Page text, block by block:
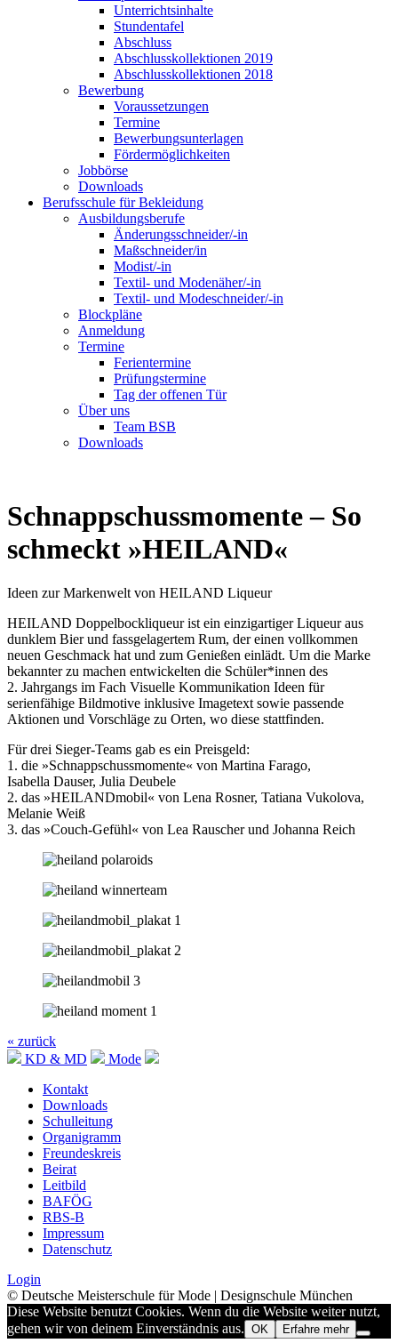
Unterrichtsinhalte
Stundentafel
Abschluss
Abschlusskollektionen 2019
Abschlusskollektionen 2018
Bewerbung
Voraussetzungen
Termine
Bewerbungsunterlagen
Fördermöglichkeiten
Jobbörse
Downloads
Berufsschule für Bekleidung
Ausbildungsberufe
Änderungsschneider/-in
Maßschneider/in
Modist/-in
Textil- und Modenäher/-in
Textil- und Modeschneider/-in
Blockpläne
Anmeldung
Termine
Ferientermine
Prüfungstermine
Tag der offenen Tür
Über uns
Team BSB
Downloads
Schnappschussmomente – So
schmeckt »HEILAND«
Ideen zur Markenwelt von HEILAND Liqueur
HEILAND Doppelbockliqueur ist ein einzigartiger Liqueur aus
dunklem Bier und fassgelagertem Rum, der einen vollkommen
neuen Geschmack hat und zum Genießen einlädt. Um die Marke
bekannter zu machen entwickelten die Schüler*innen des
2. Jahrgangs im Fach Visuelle Kommunikation Ideen für
serienfähige Bildmotive inklusive Imagetext sowie passende
Aktionen und Vorschläge zu Orten, wo diese stattfinden.
Für drei Sieger-Teams gab es ein Preisgeld:
1. die »Schnappschussmomente« von Martina Farago,
Isabella Dauser, Julia Deubele
2. das »HEILANDmobil« von Lena Rosner, Tatiana Vukolova,
Melanie Weiß
3. das »Couch-Gefühl« von Lea Rauscher und Johanna Reich
« zurück
KD & MD
Mode
Kontakt
Downloads
Schulleitung
Organigramm
Freundeskreis
Beirat
Leitbild
BAFÖG
RBS-B
Impressum
Datenschutz
Login
© Deutsche Meisterschule für Mode | Designschule München
Diese Website benutzt Cookies. Wenn du die Website weiter nutzt,
gehen wir von deinem Einverständnis aus. OK Erfahre mehr